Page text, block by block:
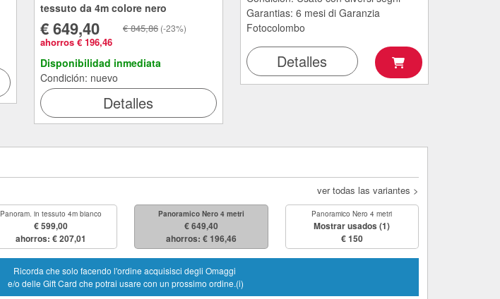
tessuto da 4m colore nero
€ 649,40
ahorros € 196,46
€ 845,86 (-23%)
Disponibilidad inmediata
Condición: nuevo
Detalles
Garantias: 6 mesi di Garanzia
Fotocolombo
Detalles
ver todas las variantes >
Panoram. in tessuto 4m bianco
€ 599,00
ahorros: € 207,01
Panoramico Nero 4 metri
€ 649,40
ahorros: € 196,46
Panoramico Nero 4 metri
Mostrar usados(1)
€ 150
Ricorda che solo facendo l'ordine acquisisci degli Omaggi
e/o delle Gift Card che potrai usare con un prossimo ordine.(i)